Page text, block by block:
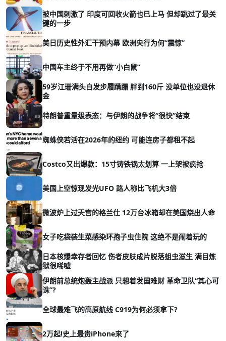
被中国刺激了 印度可回收火箭也已上马 但却跳过了最关
键的一步
美日历史性外汇干预内幕 欧洲央行为何“震惊”
中国车主终于不用再做“小白鼠”
59岁江珊满头白发步履蹒跚 胖到160斤 没单位也没退休
金
特朗普重量级表态：与伊朗的战争将“很快”结束
蜘蛛侠若活在2026年的纽约 可能连房子都租不起
Costco又出爆款：15寸铸铁锅太划算 一上架被疯抢
美国上空惊现发光UFO 路人称比飞机大3倍
微波炉上过天宫的格兰仕 12万台冰箱却在美国烧出人命
女子吃袋装生菜感染环孢子虫住院 这绝不是闹着玩的
日本核爆幸存者回忆 伤者皮肤成片脱落蛆虫滋生 满目炼
狱很唏嘘
伊朗前总统炮轰主战派 只想着发国难财 革命卫队“其心可
诛”?
全球最难飞的高原航线 C919为何必须拿下?
2万起!史上最贵iPhone来了